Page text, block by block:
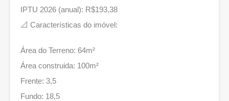
IPTU 2026 (anual): R$193,38
📐 Características do imóvel:
Área do Terreno: 64m²
Área construida: 100m²
Frente: 3,5
Fundo: 18,5